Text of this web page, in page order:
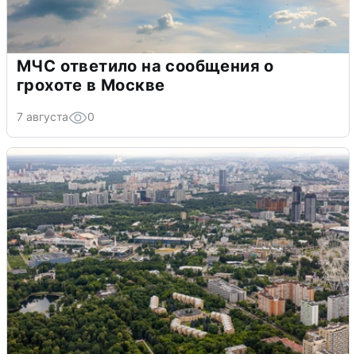
МЧС ответило на сообщения о
грохоте в Москве
7 августа 0